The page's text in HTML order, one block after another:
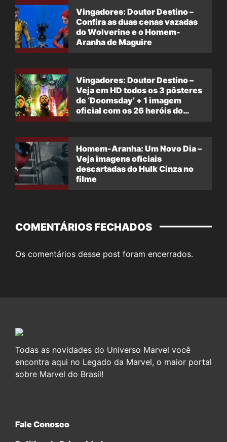
Vingadores: Doutor Destino –
Confira as duas cenas vazadas
do Wolverine e o Homem-
Aranha de Maguire
Vingadores: Doutor Destino –
Veja em HD todos os 3 pôsteres
de ‘Doomsday’ + 1 imagem
oficial com os 26 heróis do
Homem-Aranha: Um Novo Dia –
Veja imagens oficiais
descartadas do Hulk Cinza no
filme
COMENTÁRIOS FECHADOS
Os comentários desse post foram encerrados.
Todas as novidades do Universo Marvel você
encontra aqui no Legado da Marvel, o maior portal
sobre Marvel do Brasil!
Fale Conosco